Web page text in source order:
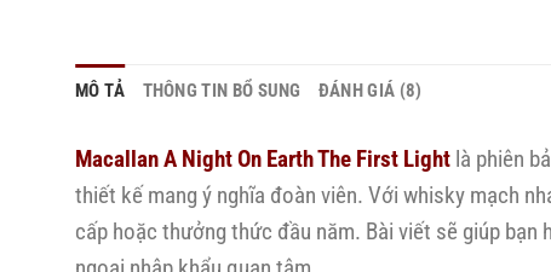
MÔ TẢ THÔNG TIN BỔ SUNG ĐÁNH GIÁ (8)
Macallan A Night On Earth The First Light là phiên
thiết kế mang ý nghĩa đoàn viên. Với whisky mạch
cấp hoặc thưởng thức đầu năm. Bài viết sẽ giúp bạn